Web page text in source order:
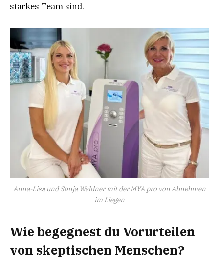
starkes Team sind.
Anna-Lisa und Sonja Waldner mit der MYA pro von Abnehmen
im Liegen
Wie begegnest du Vorurteilen
von skeptischen Menschen?